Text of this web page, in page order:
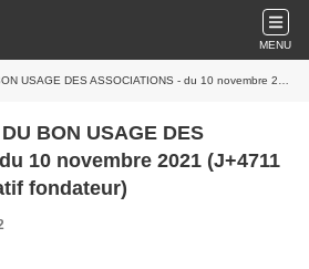
MENU
ASSOCIATIONS - du 10 novembre 2021 (J+4711 après le vote négatif fondateur)
BON USAGE DES
10 novembre 2021 (J+4711
fondateur)